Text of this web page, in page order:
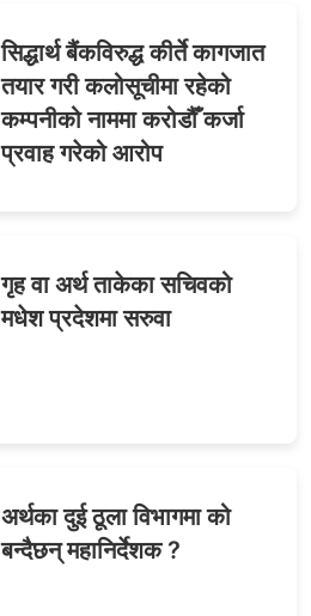
सिद्धार्थ बैंकविरुद्ध कीर्ते कागजात
तयार गरी कलोसूचीमा रहेको
कम्पनीको नाममा करोडौँ कर्जा
प्रवाह गरेको आरोप
गृह वा अर्थ ताकेका सचिवको
मधेश प्रदेशमा सरुवा
अर्थका दुई ठूला विभागमा को
बन्दैछन् महानिर्देशक ?